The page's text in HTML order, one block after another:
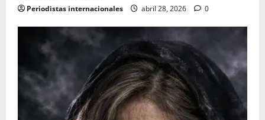
Periodistas internacionales abril 28, 2026 0